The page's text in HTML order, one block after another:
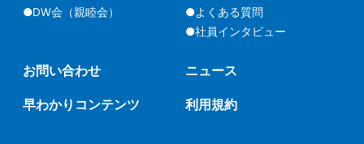
●DW会（親睦会）
●よくある質問
●社員インタビュー
お問い合わせ ニュース
早わかりコンテンツ 利用規約